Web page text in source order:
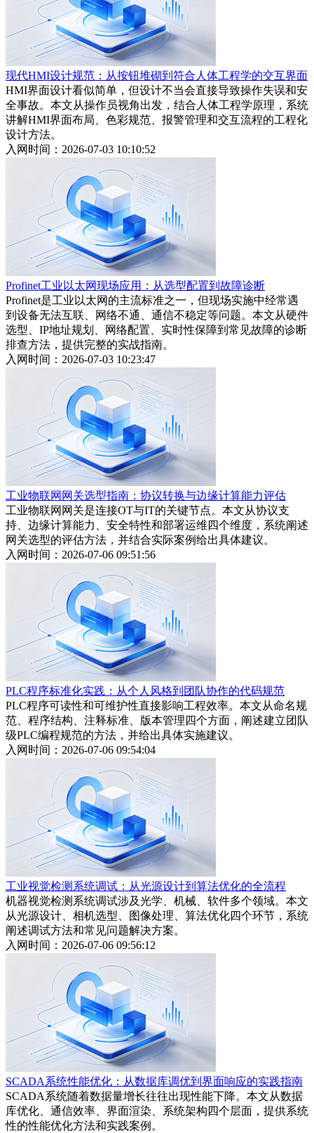
现代HMI设计规范：从按钮堆砌到符合人体工程学的交互界面
HMI界面设计看似简单，但设计不当会直接导致操作失误和安
全事故。本文从操作员视角出发，结合人体工程学原理，系统
讲解HMI界面布局、色彩规范、报警管理和交互流程的工程化
设计方法。
入网时间：2026-07-03 10:10:52
Profinet工业以太网现场应用：从选型配置到故障诊断
Profinet是工业以太网的主流标准之一，但现场实施中经常遇
到设备无法互联、网络不通、通信不稳定等问题。本文从硬件
选型、IP地址规划、网络配置、实时性保障到常见故障的诊断
排查方法，提供完整的实战指南。
入网时间：2026-07-03 10:23:47
工业物联网网关选型指南：协议转换与边缘计算能力评估
工业物联网网关是连接OT与IT的关键节点。本文从协议支
持、边缘计算能力、安全特性和部署运维四个维度，系统阐述
网关选型的评估方法，并结合实际案例给出具体建议。
入网时间：2026-07-06 09:51:56
PLC程序标准化实践：从个人风格到团队协作的代码规范
PLC程序可读性和可维护性直接影响工程效率。本文从命名规
范、程序结构、注释标准、版本管理四个方面，阐述建立团队
级PLC编程规范的方法，并给出具体实施建议。
入网时间：2026-07-06 09:54:04
工业视觉检测系统调试：从光源设计到算法优化的全流程
机器视觉检测系统调试涉及光学、机械、软件多个领域。本文
从光源设计、相机选型、图像处理、算法优化四个环节，系统
阐述调试方法和常见问题解决方案。
入网时间：2026-07-06 09:56:12
SCADA系统性能优化：从数据库调优到界面响应的实践指南
SCADA系统随着数据量增长往往出现性能下降。本文从数据
库优化、通信效率、界面渲染、系统架构四个层面，提供系统
性的性能优化方法和实践案例。